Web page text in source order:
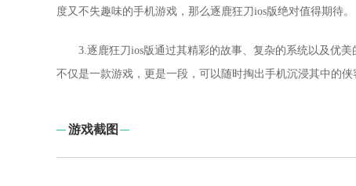
度又不失趣味的手机游戏，那么逐鹿狂刀ios版绝对值得期待。
3.逐鹿狂刀ios版通过其精彩的故事、复杂的系统以及优
不仅是一款游戏，更是一段，可以随时掏出手机沉浸其中的侠
游戏截图